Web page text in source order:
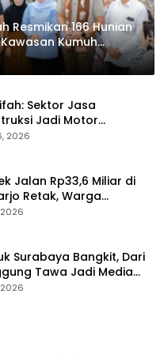
Resmikan 166 Hunian
Kumuh
ASRI
Sektor Jasa
Jadi Motor
Ekonomi dan
2026
Jalan Rp33,6 Miliar di
Retak, Warga
Kualitas
2026
Surabaya Bangkit, Dari
Tawa Jadi Media